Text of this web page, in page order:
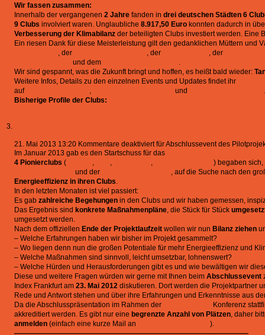
Wir fassen zusammen:
Innerhalb der vergangenen 2 Jahre fanden in drei deutschen Städten 6
9 Clubs involviert waren. Unglaubliche 8.917,50 Euro konnten dadurch in
Verbesserung der Klimabilanz der beteiligten Clubs investiert werden. Eine
Ein riesen Dank für diese Meisterleistung gilt den gedanklichen Müttern und
, der , der , der
und dem
Wir sind gespannt, was die Zukunft bringt und hoffen, es heißt bald wieder:
Weitere Infos, Details zu den einzelnen Events und Updates findet ihr
auf
und
Bisherige Profile der Clubs:
21. Mai 2013 13:20 Kommentare deaktiviertfür Abschlussevent des
Im Januar 2013 gab es den Startschuss für das
4 Pionierclubs ( , , ,
) begaben
und der
, auf die Suche nach den
Energieeffizienz in ihren Clubs.
In den letzten Monaten ist viel passiert:
Es gab zahlreiche Begehungen in den Clubs und wir haben gemessen,
Das Ergebnis sind konkrete Maßnahmenpläne, die Stück für Stück
umgesetzt werden.
Nach dem offiziellen Ende der Projektlaufzeit wollen wir nun Bilanz ziehen
– Welche Erfahrungen haben wir bisher im Projekt gesammelt?
– Wo liegen denn nun die großen Potentiale für mehr Energieeffizienz und
– Welche Maßnahmen sind sinnvoll, leicht umsetzbar, lohnenswert?
– Welche Hürden und Herausforderungen gibt es und wie bewältigen wir
Diese und weitere Fragen würden wir gerne mit Ihnen beim Abschlussevent
Index Frankfurt am 23. Mai 2012 diskutieren. Dort werden die Projektpartner
Rede und Antwort stehen und über ihre Erfahrungen und Erkenntnisse aus
Da die Abschlusspräsentation im Rahmen der
Konferenz
akkreditiert werden. Es gibt nur eine begrenzte Anzahl von Plätzen, daher
anmelden (einfach eine kurze Mail an
).
—————————————————————————————————